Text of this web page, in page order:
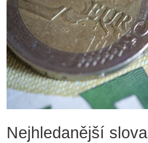
Nejhledanější slova